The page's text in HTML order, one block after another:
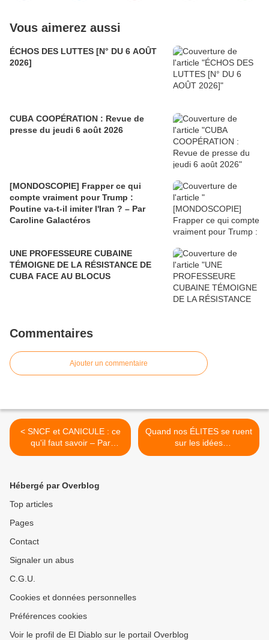
Vous aimerez aussi
ÉCHOS DES LUTTES [N° DU 6 AOÛT
2026]
CUBA COOPÉRATION : Revue de
presse du jeudi 6 août 2026
[MONDOSCOPIE] Frapper ce qui
compte vraiment pour Trump :
Poutine va-t-il imiter l'Iran ? – Par
Caroline Galactéros
UNE PROFESSEURE CUBAINE
TÉMOIGNE DE LA RÉSISTANCE DE
CUBA FACE AU BLOCUS
Commentaires
Ajouter un commentaire
< SNCF et CANICULE : ce
qu'il faut savoir – Par
Laurent Brun
Quand nos ÉLITES se ruent
sur les idées
d’importation… (sur le blog
Hébergé par Overblog
Top articles
Pages
Contact
Signaler un abus
C.G.U.
Cookies et données personnelles
Préférences cookies
Voir le profil de El Diablo sur le portail Overblog